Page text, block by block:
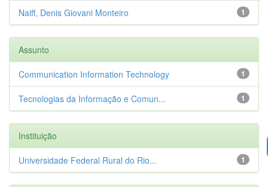
1
Naiff, Denis Giovani Monteiro
Assunto
1
Communication Information Technology
1
Tecnologias da Informação e Comun...
Instituição
1
Universidade Federal Rural do Rio...